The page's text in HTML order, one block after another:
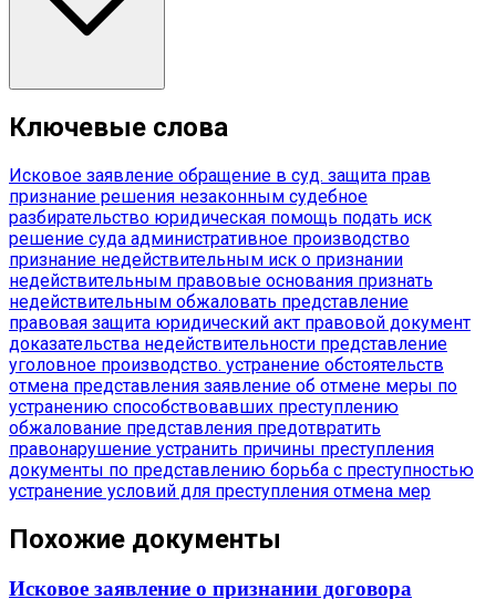
Ключевые слова
Исковое заявление обращение в суд. защита прав
признание решения незаконным судебное
разбирательство юридическая помощь подать иск
решение суда административное производство
признание недействительным иск о признании
недействительным правовые основания признать
недействительным обжаловать представление
правовая защита юридический акт правовой документ
доказательства недействительности представление
уголовное производство. устранение обстоятельств
отмена представления заявление об отмене меры по
устранению способствовавших преступлению
обжалование представления предотвратить
правонарушение устранить причины преступления
документы по представлению борьба с преступностью
устранение условий для преступления отмена мер
Похожие документы
Исковое заявление о признании договора